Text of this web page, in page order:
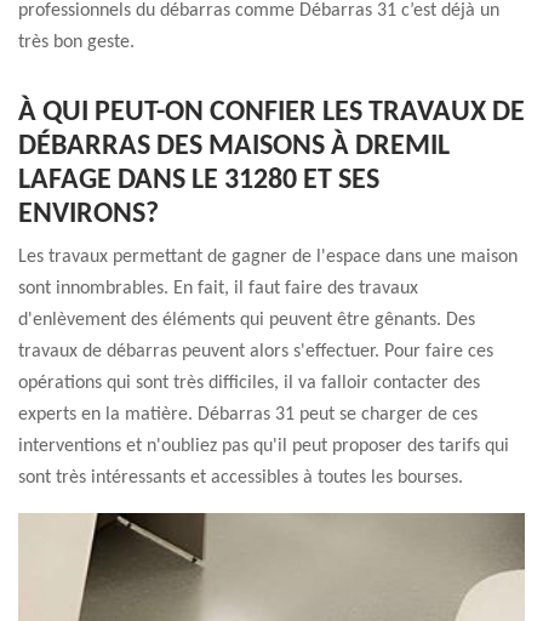
professionnels du débarras comme Débarras 31 c’est déjà un
très bon geste.
À QUI PEUT-ON CONFIER LES TRAVAUX DE
DÉBARRAS DES MAISONS À DREMIL
LAFAGE DANS LE 31280 ET SES
ENVIRONS?
Les travaux permettant de gagner de l'espace dans une maison
sont innombrables. En fait, il faut faire des travaux
d'enlèvement des éléments qui peuvent être gênants. Des
travaux de débarras peuvent alors s'effectuer. Pour faire ces
opérations qui sont très difficiles, il va falloir contacter des
experts en la matière. Débarras 31 peut se charger de ces
interventions et n'oubliez pas qu'il peut proposer des tarifs qui
sont très intéressants et accessibles à toutes les bourses.